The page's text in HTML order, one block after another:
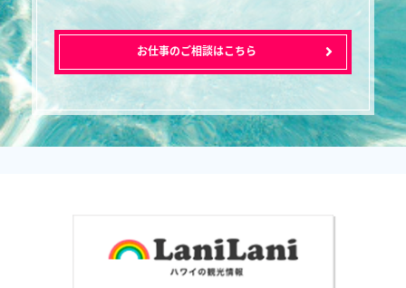
お仕事のご相談はこちら